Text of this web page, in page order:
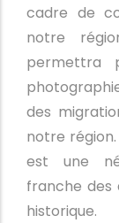
cadre de
notre
permettra
des
notre
est une
franche des
historique.